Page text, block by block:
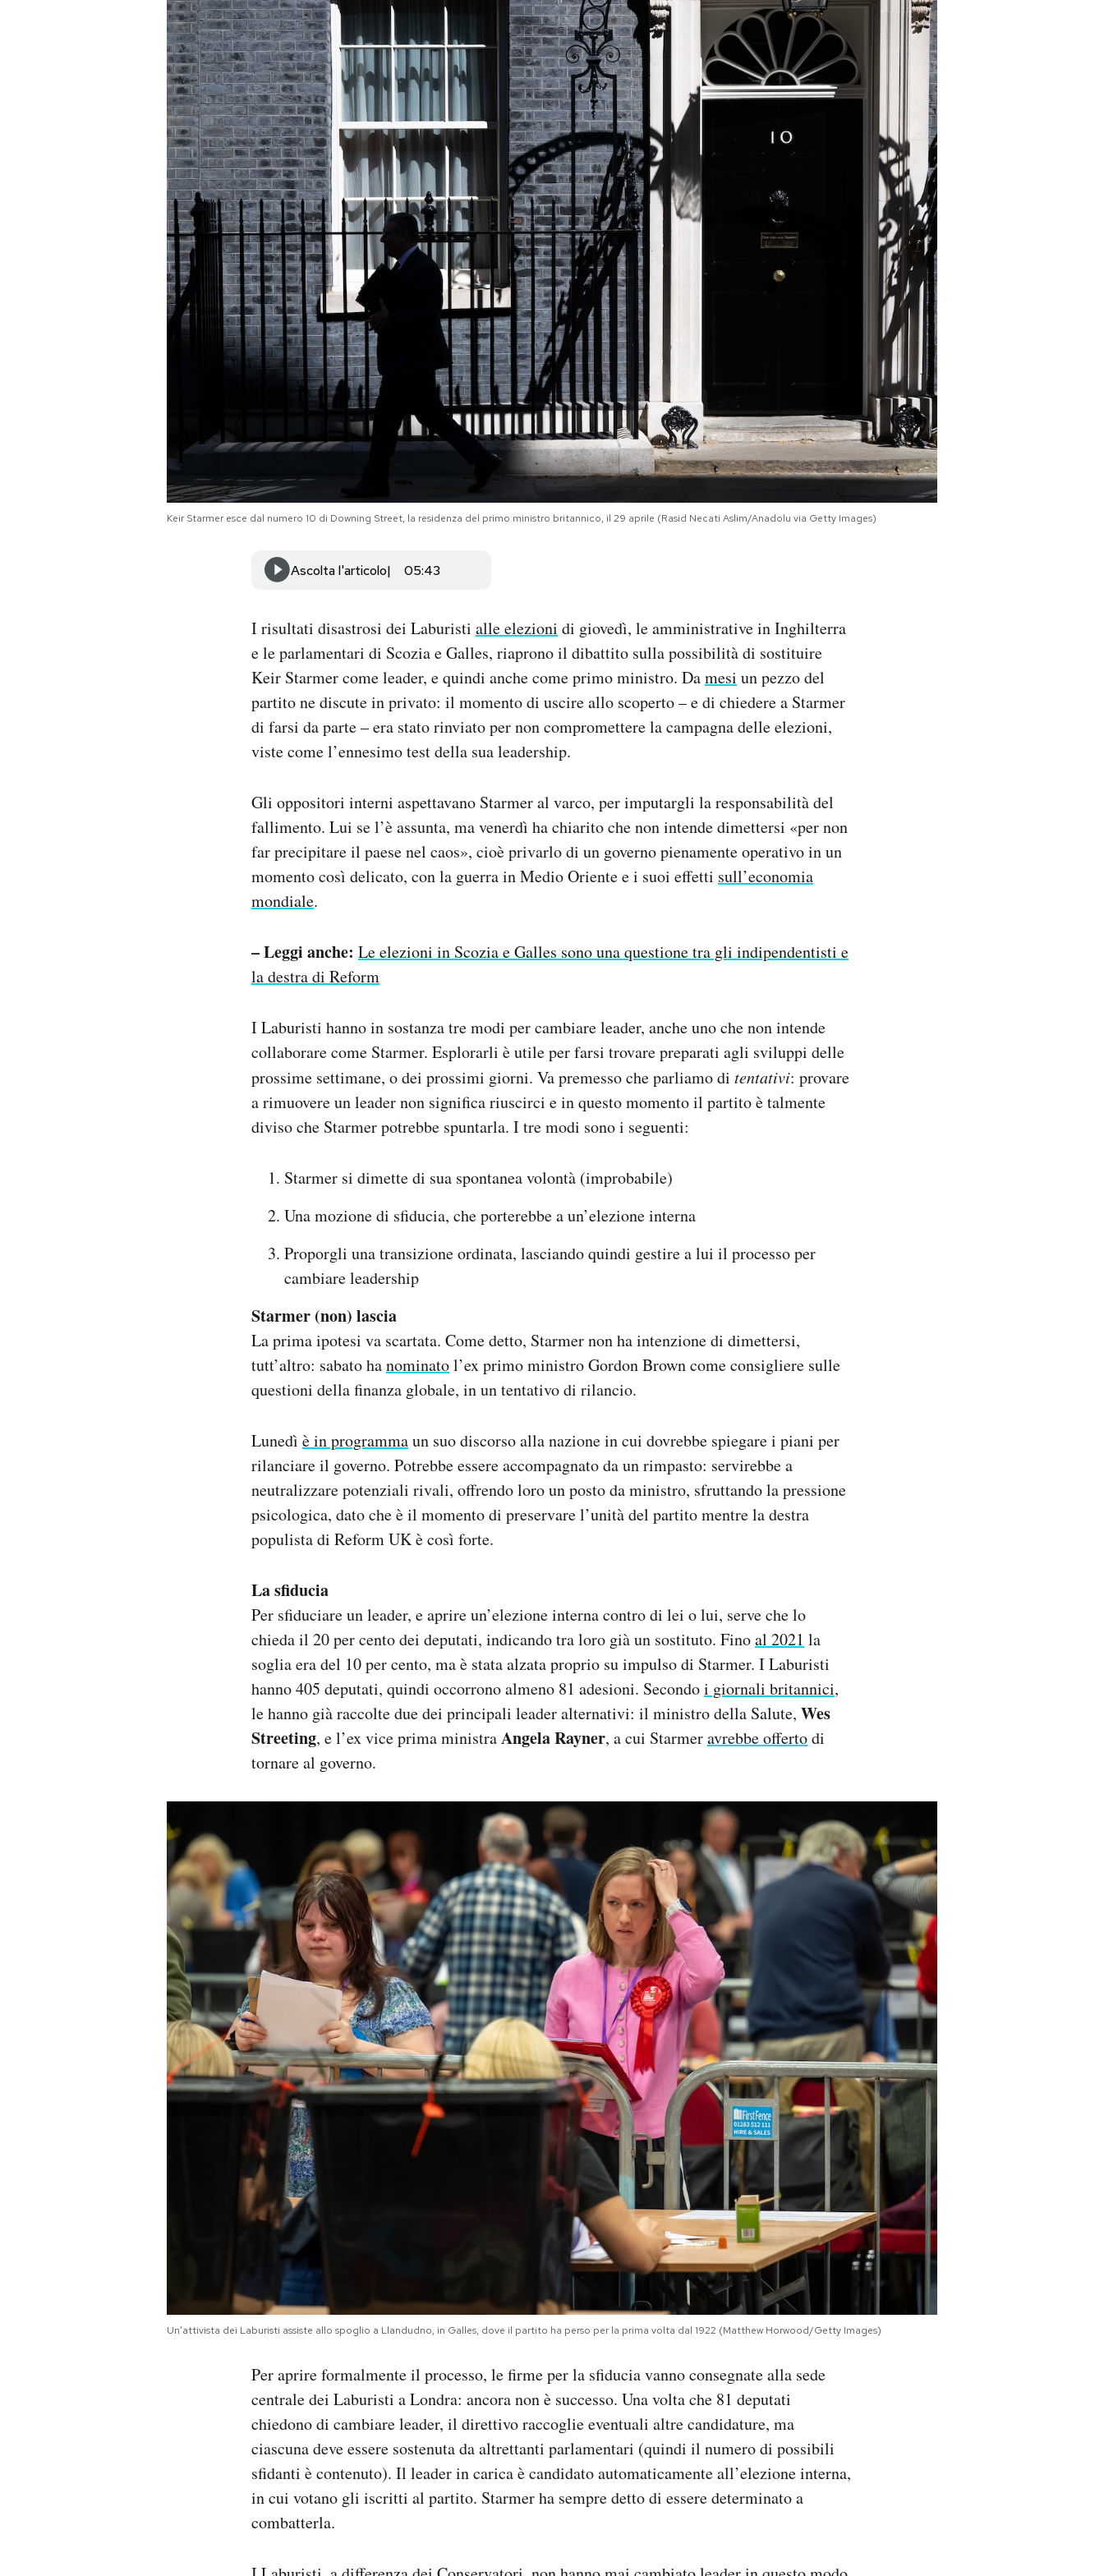
AREA PERSONALE
Keir Starmer esce dal numero 10 di Downing Street, la residenza del primo ministro britannico, il 29 aprile (Rasid Necati Aslim/Anadolu via Getty Images)
Ascolta l'articolo 05:43
I risultati disastrosi dei Laburisti alle elezioni di giovedì, le amministrative in Inghilterra
e le parlamentari di Scozia e Galles, riaprono il dibattito sulla possibilità di sostituire
Keir Starmer come leader, e quindi anche come primo ministro. Damesi un pezzo del
partito ne discute in privato: il momento di uscire allo scoperto – e di chiedere a Starmer
di farsi da parte – era stato rinviato per non compromettere la campagna delle elezioni,
viste come l’ennesimo test della sua leadership.
Gli oppositori interni aspettavano Starmer al varco, per imputargli la responsabilità del
fallimento. Lui se l’è assunta, ma venerdì ha chiarito che non intende dimettersi «per non
far precipitare il paese nel caos», cioè privarlo di un governo pienamente operativo in un
momento così delicato, con la guerra in Medio Oriente e i suoi effetti sull’economia
mondiale.
– Leggi anche: Le elezioni in Scozia e Galles sono una questione tra gli indipendentisti e
la destra di Reform
I Laburisti hanno in sostanza tre modi per cambiare leader, anche uno che non intende
collaborare come Starmer. Esplorarli è utile per farsi trovare preparati agli sviluppi delle
prossime settimane, o dei prossimi giorni. Va premesso che parliamo di tentativi: provare
a rimuovere un leader non significa riuscirci e in questo momento il partito è talmente
diviso che Starmer potrebbe spuntarla. I tre modi sono i seguenti:
Starmer si dimette di sua spontanea volontà (improbabile)
Una mozione di sfiducia, che porterebbe a un’elezione interna
Proporgli una transizione ordinata, lasciando quindi gestire a lui il processo per
cambiare leadership
Starmer (non) lascia
La prima ipotesi va scartata. Come detto, Starmer non ha intenzione di dimettersi,
tutt’altro: sabato hanominatol’ex primo ministro Gordon Brown come consigliere sulle
questioni della finanza globale, in un tentativo di rilancio.
Lunedì è in programmaun suo discorso alla nazione in cui dovrebbe spiegare i piani per
rilanciare il governo. Potrebbe essere accompagnato da un rimpasto: servirebbe a
neutralizzare potenziali rivali, offrendo loro un posto da ministro, sfruttando la pressione
psicologica, dato che è il momento di preservare l’unità del partito mentre la destra
populista di Reform UK è così forte.
La sfiducia
Per sfiduciare un leader, e aprire un’elezione interna contro di lei o lui, serve che lo
chieda il 20 per cento dei deputati, indicando tra loro già un sostituto. Finoal 2021 la
soglia era del 10 per cento, ma è stata alzata proprio su impulso di Starmer. I Laburisti
hanno 405 deputati, quindi occorrono almeno 81 adesioni. Secondoi giornali britannici,
le hanno già raccolte due dei principali leader alternativi: il ministro della Salute, Wes
Streeting, e l’ex vice prima ministraAngela Rayner, a cui Starmeravrebbe offertodi
tornare al governo.
Un’attivista dei Laburisti assiste allo spoglio a Llandudno, in Galles, dove il partito ha perso per la prima volta dal 1922 (Matthew Horwood/Getty Images)
Per aprire formalmente il processo, le firme per la sfiducia vanno consegnate alla sede
centrale dei Laburisti a Londra: ancora non è successo. Una volta che 81 deputati
chiedono di cambiare leader, il direttivo raccoglie eventuali altre candidature, ma
ciascuna deve essere sostenuta da altrettanti parlamentari (quindi il numero di possibili
sfidanti è contenuto). Il leader in carica è candidato automaticamente all’elezione interna,
in cui votano gli iscritti al partito. Starmer ha sempre detto di essere determinato a
combatterla.